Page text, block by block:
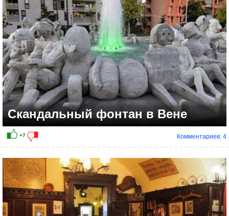
Скандальный фонтан в Вене
Комментариев: 4